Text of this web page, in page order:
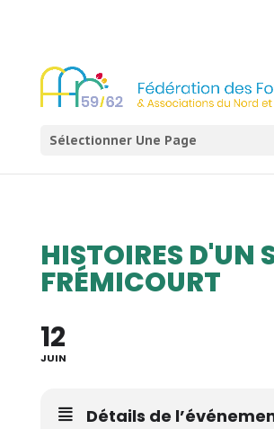
Sélectionner Une Page
HISTOIRES D'UN
FRÉMICOURT
12
JUIN
Détails de